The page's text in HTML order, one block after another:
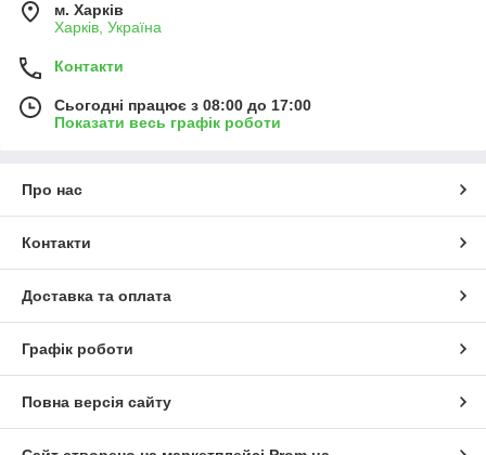
м. Харків
Харків, Україна
Контакти
Сьогодні працює з 08:00 до 17:00
Показати весь графік роботи
Про нас
Контакти
Доставка та оплата
Графік роботи
Повна версія сайту